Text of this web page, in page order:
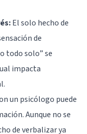
El solo hecho de
de
todo solo” se
impacta
un psicólogo puede
Aunque no se
de verbalizar ya